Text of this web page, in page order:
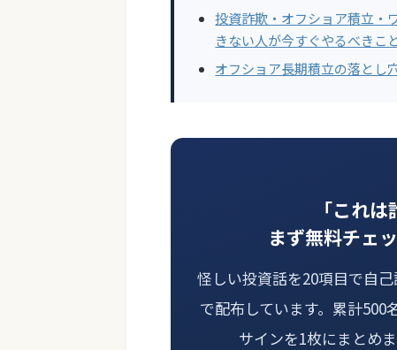
投資詐欺・オフショア積立・
きない人が今すぐやるべきこ
オフショア長期積立の落とし
「これ
まず無料チェ
怪しい投資話を20項目で自
で配布しています。累計500
サインを1枚にまとめ